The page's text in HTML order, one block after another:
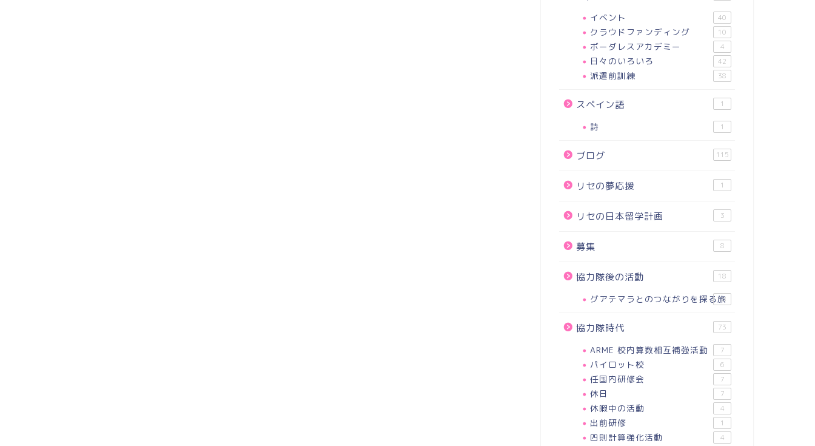
イベント 40
クラウドファンディング 10
ボーダレスアカデミー 4
日々のいろいろ 42
派遣前訓練 38
スペイン語 1
詩 1
ブログ 115
リセの夢応援 1
リセの日本留学計画 3
募集 8
協力隊後の活動 18
グアテマラとのつながりを探る旅
18
協力隊時代 73
ARME 校内算数相互補強活動 7
パイロット校 6
任国内研修会 7
休日 7
休暇中の活動 4
出前研修 1
四則計算強化活動 4